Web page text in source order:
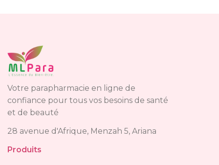
Votre parapharmacie en ligne de
confiance pour tous vos besoins de santé
et de beauté
28 avenue d'Afrique, Menzah 5, Ariana
Produits